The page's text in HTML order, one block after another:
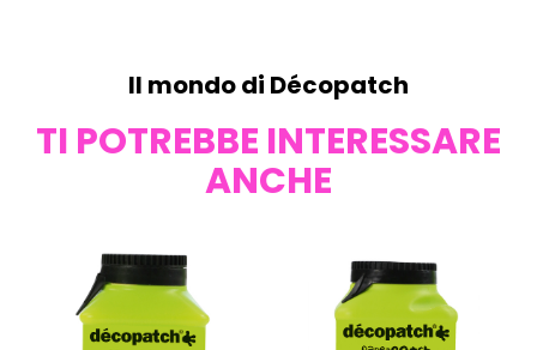
Il mondo di Décopatch
TI POTREBBE INTERESSARE
ANCHE